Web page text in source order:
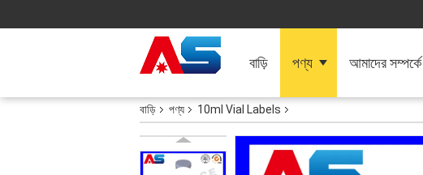
বাড়ি পণ্য আমাদের সম্পর্কে
বাড়ি পণ্য 10ml Vial Labels